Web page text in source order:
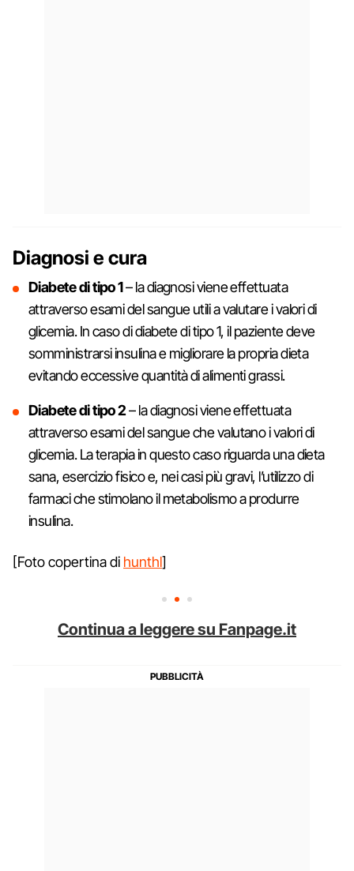
Diagnosi e cura
Diabete di tipo 1– la diagnosi viene effettuata
attraverso esami del sangue utili a valutare i valori di
glicemia. In caso di diabete di tipo 1, il paziente deve
somministrarsi insulina e migliorare la propria dieta
evitando eccessive quantità di alimenti grassi.
Diabete di tipo 2– la diagnosi viene effettuata
attraverso esami del sangue che valutano i valori di
glicemia. La terapia in questo caso riguarda una dieta
sana, esercizio fisico e, nei casi più gravi, l’utilizzo di
farmaci che stimolano il metabolismo a produrre
insulina.
[Foto copertina di hunthl]
Continua a leggere su Fanpage.it